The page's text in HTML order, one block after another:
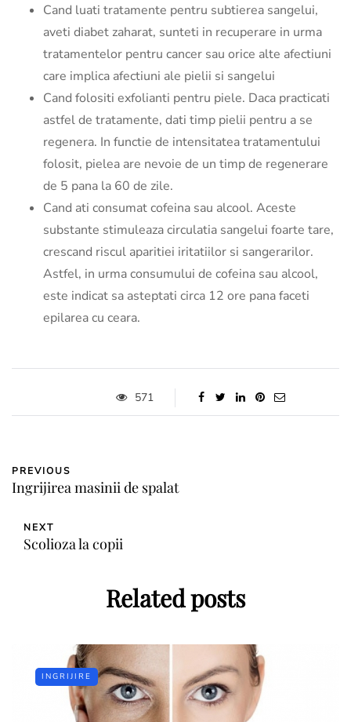
Cand luati tratamente pentru subtierea sangelui,
aveti diabet zaharat, sunteti in recuperare in urma
tratamentelor pentru cancer sau orice alte afectiuni
care implica afectiuni ale pielii si sangelui
Cand folositi exfolianti pentru piele. Daca practicati
astfel de tratamente, dati timp pielii pentru a se
regenera. In functie de intensitatea tratamentului
folosit, pielea are nevoie de un timp de regenerare
de 5 pana la 60 de zile.
Cand ati consumat cofeina sau alcool. Aceste
substante stimuleaza circulatia sangelui foarte tare,
crescand riscul aparitiei iritatiilor si sangerarilor.
Astfel, in urma consumului de cofeina sau alcool,
este indicat sa asteptati circa 12 ore pana faceti
epilarea cu ceara.
571
PREVIOUS
Ingrijirea masinii de spalat
NEXT
Scolioza la copii
Related posts
INGRIJIRE